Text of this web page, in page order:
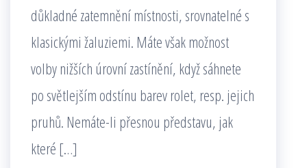
důkladné zatemnění místnosti, srovnatelné s
klasickými žaluziemi. Máte však možnost
volby nižších úrovní zastínění, když sáhnete
po světlejším odstínu barev rolet, resp. jejich
pruhů. Nemáte-li přesnou představu, jak
které […]